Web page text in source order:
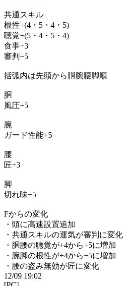
共通スキル
根性+(4・5・4・5)
聴覚+(5・4・5・4)
食事+3
審判+5
括弧内は先頭から胴腕腰脚順
胴
風圧+5
腕
ガード性能+5
腰
匠+3
脚
切れ味+5
Fからの変化
・頭に高速設置追加
・共通スキルの運気が審判に変化
・胴腰の聴覚が+4から+5に増加
・腕脚の根性が+4から+5に増加
・腰の盗み無効が匠に変化
12/09 19:02